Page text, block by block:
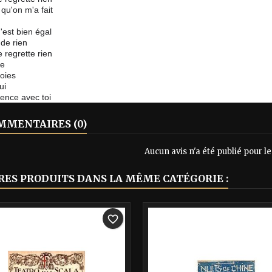
m'a fait
bien égal
rien
regrette rien
avec toi
(0)
Aucun avis n'a été publié pour
PRODUITS DANS LA MÊME CATÉGORIE :
favorite_border